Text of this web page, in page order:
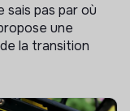
pas par où
une
la transition